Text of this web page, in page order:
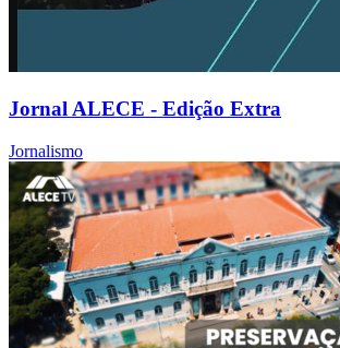
Jornal ALECE - Edição Extra
Jornalismo